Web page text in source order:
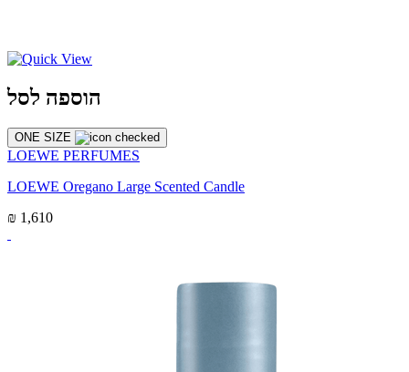
הוספה לסל
ONE SIZE
LOEWE PERFUMES
LOEWE Oregano Large Scented Candle
₪ 1,610